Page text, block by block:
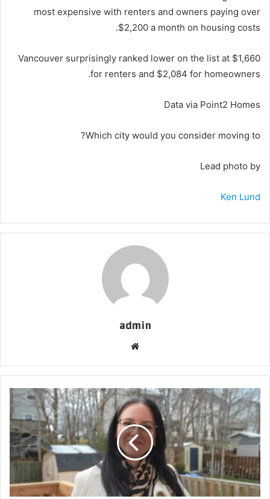
most expensive with renters and owners paying over
$2,200 a month on housing costs.
Vancouver surprisingly ranked lower on the list at $1,660
for renters and $2,084 for homeowners.
Data via Point2 Homes
Which city would you consider moving to?
Lead photo by
Ken Lund
admin